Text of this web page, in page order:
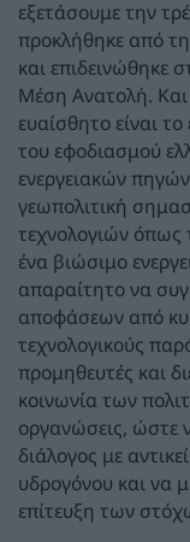
εξετάσουμε την
προκλήθηκε από
και επιδεινώθηκε
Μέση Ανατολή.
ευαίσθητο είναι
του εφοδιασμού
ενεργειακών
γεωπολιτική
τεχνολογιών
ένα βιώσιμο
απαραίτητο να
αποφάσεων από
τεχνολογικούς
προμηθευτές και
κοινωνία των
οργανώσεις, ώστε
διάλογος με
υδρογόνου και να
επίτευξη των